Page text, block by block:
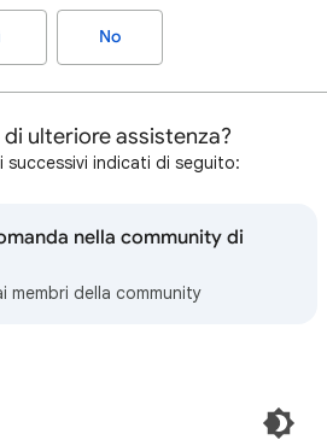
No
ulteriore assistenza?
successivi indicati di seguito:
nella community di
membri della community